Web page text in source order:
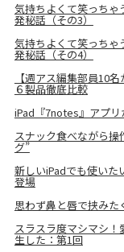
気持ちよくて笑っち
発秘話（その3）
気持ちよくて笑っち
発秘話（その4）
【週アス編集部員10
６製品徹底比較
iPad『7notes』アプ
スナック食べながら操
グ”
新しいiPadでも使いた
登場
思わず鼻と唇で挟み
スラスラ度マシマシ
生した：第1回